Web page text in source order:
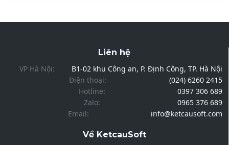
Liên hệ
VP Hà Nội:
B1-02 khu Công an, P. Định Công, TP. Hà Nội
Điện thoại:
(024) 6260 2415
Hotline:
0397 306 689
Zalo:
0965 376 689
Email:
info@ketcausoft.com
Về KetcauSoft